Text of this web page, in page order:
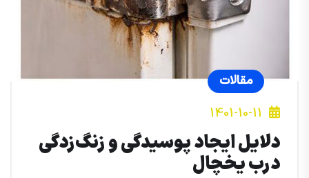
مقالات
1401-10-11
دلایل ایجاد پوسیدگی و زنگ‌زدگی
درب یخچال